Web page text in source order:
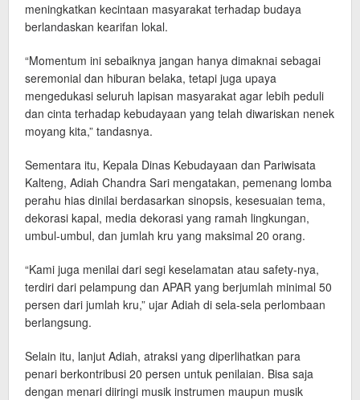
meningkatkan kecintaan masyarakat terhadap budaya
berlandaskan kearifan lokal.
“Momentum ini sebaiknya jangan hanya dimaknai sebagai
seremonial dan hiburan belaka, tetapi juga upaya
mengedukasi seluruh lapisan masyarakat agar lebih peduli
dan cinta terhadap kebudayaan yang telah diwariskan nenek
moyang kita,” tandasnya.
Sementara itu, Kepala Dinas Kebudayaan dan Pariwisata
Kalteng, Adiah Chandra Sari mengatakan, pemenang lomba
perahu hias dinilai berdasarkan sinopsis, kesesuaian tema,
dekorasi kapal, media dekorasi yang ramah lingkungan,
umbul-umbul, dan jumlah kru yang maksimal 20 orang.
“Kami juga menilai dari segi keselamatan atau safety-nya,
terdiri dari pelampung dan APAR yang berjumlah minimal 50
persen dari jumlah kru,” ujar Adiah di sela-sela perlombaan
berlangsung.
Selain itu, lanjut Adiah, atraksi yang diperlihatkan para
penari berkontribusi 20 persen untuk penilaian. Bisa saja
dengan menari diiringi musik instrumen maupun musik